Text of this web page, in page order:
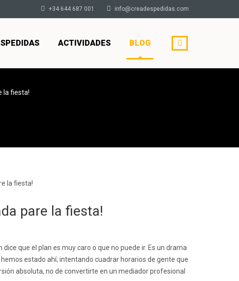
+34 644 687 001 info@creadespedidas.com
ACTIVIDADES BLOG
la fiesta!
pare la fiesta!
que el plan es muy caro o que no puede ir. Es un drama
estado ahí; intentando cuadrar horarios de gente que
absoluta, no de convertirte en un mediador profesional